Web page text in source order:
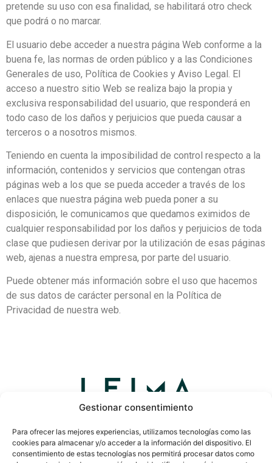
Gestionar consentimiento
Para ofrecer las mejores experiencias, utilizamos tecnologías como las
cookies para almacenar y/o acceder a la información del dispositivo. El
consentimiento de estas tecnologías nos permitirá procesar datos como
pretende su uso con esa finalidad, se habilitará otro check
que podrá o no marcar.
El usuario debe acceder a nuestra página Web conforme a la
buena fe, las normas de orden público y a las Condiciones
Generales de uso, Política de Cookies y Aviso Legal. El
acceso a nuestro sitio Web se realiza bajo la propia y
exclusiva responsabilidad del usuario, que responderá en
todo caso de los daños y perjuicios que pueda causar a
terceros o a nosotros mismos.
Teniendo en cuenta la imposibilidad de control respecto a la
información, contenidos y servicios que contengan otras
páginas web a los que se pueda acceder a través de los
enlaces que nuestra página web pueda poner a su
disposición, le comunicamos que quedamos eximidos de
cualquier responsabilidad por los daños y perjuicios de toda
clase que pudiesen derivar por la utilización de esas páginas
web, ajenas a nuestra empresa, por parte del usuario.
Puede obtener más información sobre el uso que hacemos
de sus datos de carácter personal en la Política de
Privacidad de nuestra web.
Avda. Reino de Valencia 70 – 6
46005 Valencia